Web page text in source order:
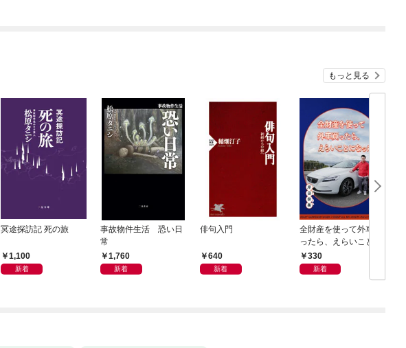
もっと見る
冥途探訪記 死の旅
1,100
新着
事故物件生活 恐い日
常
1,760
新着
俳句入門
640
新着
全財産を使って外車買
ったら、えらいことに
なった
330
新着